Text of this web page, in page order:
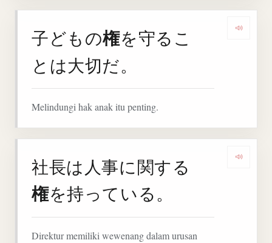
子どもの権を守るこ
とは大切だ。
Melindungi hak anak itu penting.
社長は人事に関する
権を持っている。
Direktur memiliki wewenang dalam urusan